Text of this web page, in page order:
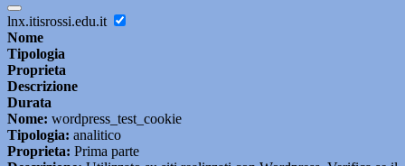
lnx.itisrossi.edu.it
Nome
Tipologia
Proprieta
Descrizione
Durata
Nome: wordpress_test_cookie
Tipologia: analitico
Proprieta: Prima parte